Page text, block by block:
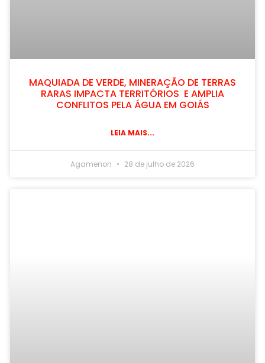
MAQUIADA DE VERDE, MINERAÇÃO DE TERRAS
RARAS IMPACTA TERRITÓRIOS E AMPLIA
CONFLITOS PELA ÁGUA EM GOIÁS
LEIA MAIS...
Agamenon 28 de julho de 2026